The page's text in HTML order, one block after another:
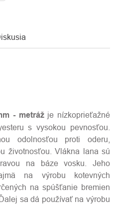
- metrážje nízkoprieťažné
s vysokou pevnosťou.
odolnosťou proti oderu,
životnosťou. Vlákna lana sú
na báze vosku. Jeho
na výrobu kotevných
na spúšťanie bremien
sa dá používať na výrobu